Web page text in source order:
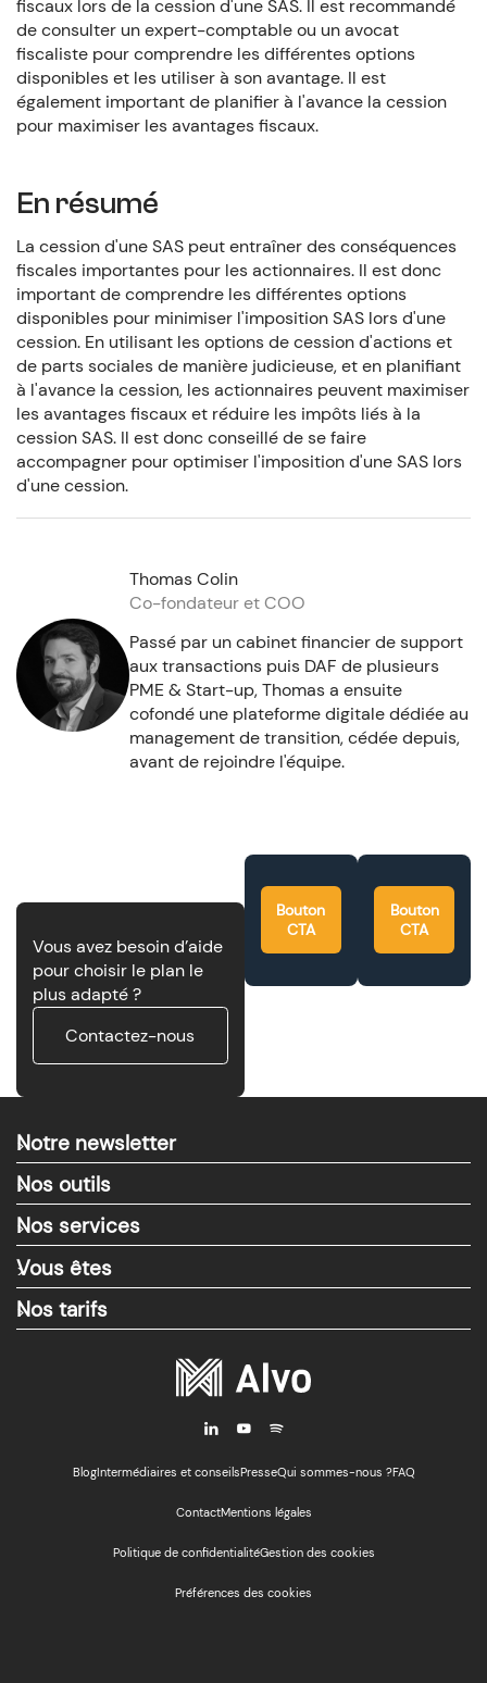
fiscaux lors de la cession d'une SAS. Il est recommandé
de consulter un expert-comptable ou un avocat
fiscaliste pour comprendre les différentes options
disponibles et les utiliser à son avantage. Il est
également important de planifier à l'avance la cession
pour maximiser les avantages fiscaux.
En résumé
La cession d'une SAS peut entraîner des conséquences
fiscales importantes pour les actionnaires. Il est donc
important de comprendre les différentes options
disponibles pour minimiser l'imposition SAS lors d'une
cession. En utilisant les options de cession d'actions et
de parts sociales de manière judicieuse, et en planifiant
à l'avance la cession, les actionnaires peuvent maximiser
les avantages fiscaux et réduire les impôts liés à la
cession SAS. Il est donc conseillé de se faire
accompagner pour optimiser l'imposition d'une SAS lors
d'une cession.
Thomas Colin
Co-fondateur et COO
Passé par un cabinet financier de support
aux transactions puis DAF de plusieurs
PME & Start-up, Thomas a ensuite
cofondé une plateforme digitale dédiée au
management de transition, cédée depuis,
avant de rejoindre l'équipe.
Vous avez besoin d’aide
pour choisir le plan le
plus adapté ?
Contactez-nous
Bouton
CTA
Bouton
CTA
>
Notre newsletter
>
Nos outils
>
Nos services
>
Vous êtes
>
Nos tarifs
i y M
BlogIntermédiaires et conseilsPresseQui sommes-nous ?FAQ
ContactMentions légales
Politique de confidentialitéGestion des cookies
Préférences des cookies